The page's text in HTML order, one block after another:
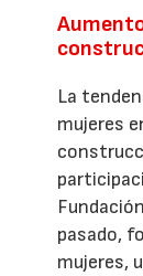
La
mujeres
pasado,
mujeres,